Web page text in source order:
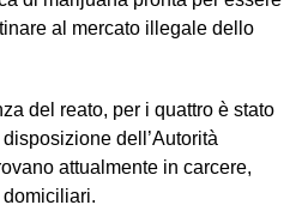
al mercato illegale dello
del reato, per i quattro è stato
dell’Autorità
attualmente in carcere,